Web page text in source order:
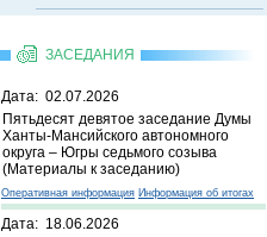
ЗАСЕДАНИЯ
Дата: 02.07.2026
Пятьдесят девятое заседание Думы
Ханты-Мансийского автономного
округа – Югры седьмого созыва
(Материалы к заседанию)
Оперативная информация Информация об итогах
Дата: 18.06.2026